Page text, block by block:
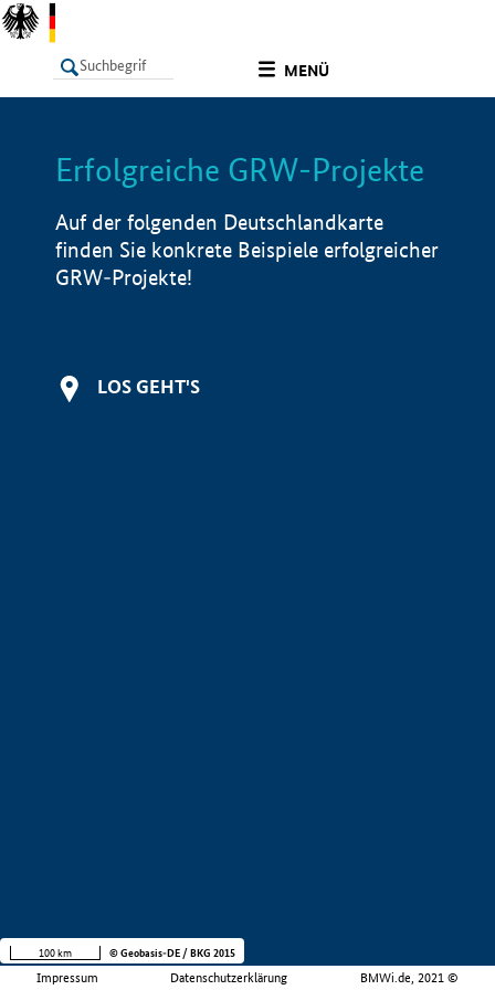
MENÜ
LISTE Info
Erfolgreiche GRW-Projekte
Auf der folgenden Deutschlandkarte
finden Sie konkrete Beispiele erfolgreicher
GRW-Projekte!
LOS GEHT'S
Impressum Datenschutzerklärung BMWi.de, 2021 ©
100 km © Geobasis-DE / BKG 2015